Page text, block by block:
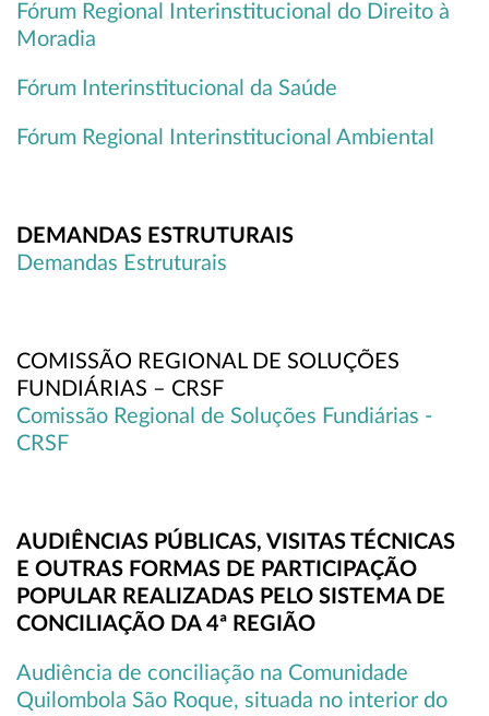
Fórum Regional Interinstitucional do Direito à
Moradia
Fórum Interinstitucional da Saúde
Fórum Regional Interinstitucional Ambiental
DEMANDAS ESTRUTURAIS
Demandas Estruturais
COMISSÃO REGIONAL DE SOLUÇÕES
FUNDIÁRIAS – CRSF
Comissão Regional de Soluções Fundiárias -
CRSF
AUDIÊNCIAS PÚBLICAS, VISITAS TÉCNICAS
E OUTRAS FORMAS DE PARTICIPAÇÃO
POPULAR REALIZADAS PELO SISTEMA DE
CONCILIAÇÃO DA 4ª REGIÃO
Audiência de conciliação na Comunidade
Quilombola São Roque, situada no interior do